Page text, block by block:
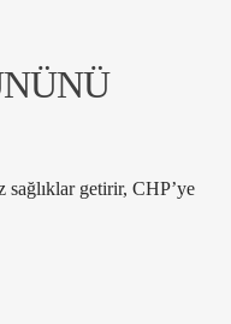
sağlıklar getirir, CHP’ye